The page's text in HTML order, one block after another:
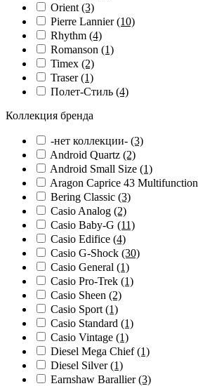
Orient (3)
Pierre Lannier(10)
Rhythm (4)
Romanson (1)
Timex (2)
Traser(1)
Полет-Стиль (4)
Коллекция бренда
-нет коллекции- (3)
Android Quartz (2)
Android Small Size (1)
Aragon Caprice 43 Multifunction
Bering Classic (3)
Casio Analog (2)
Casio Baby-G (11)
Casio Edifice (4)
Casio G-Shock (30)
Casio General (1)
Casio Pro-Trek (1)
Casio Sheen (2)
Casio Sport (1)
Casio Standard (1)
Casio Vintage (1)
Diesel Mega Chief(1)
Diesel Silver(1)
Earnshaw Barallier(3)